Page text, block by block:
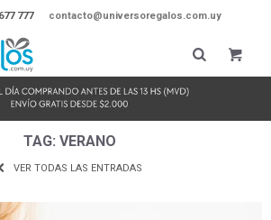
777 contacto@universoregalos.com.uy
TAG: VERANO
VER TODAS LAS ENTRADAS